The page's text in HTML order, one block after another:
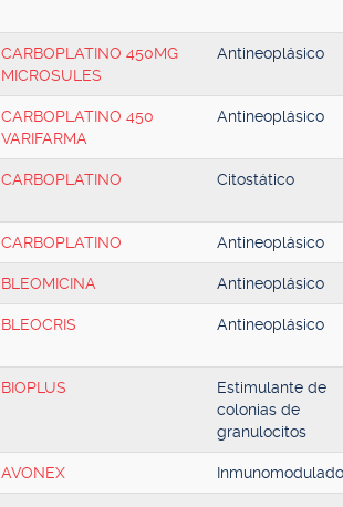
CARBOPLATINO 450MG
MICROSULES
Antineoplásico
CARBOPLATINO 450
VARIFARMA
Antineoplásico
CARBOPLATINO Citostático
CARBOPLATINO Antineoplásico
BLEOMICINA Antineoplásico
BLEOCRIS Antineoplásico
BIOPLUS
Estimulante de
colonias de
granulocitos
AVONEX